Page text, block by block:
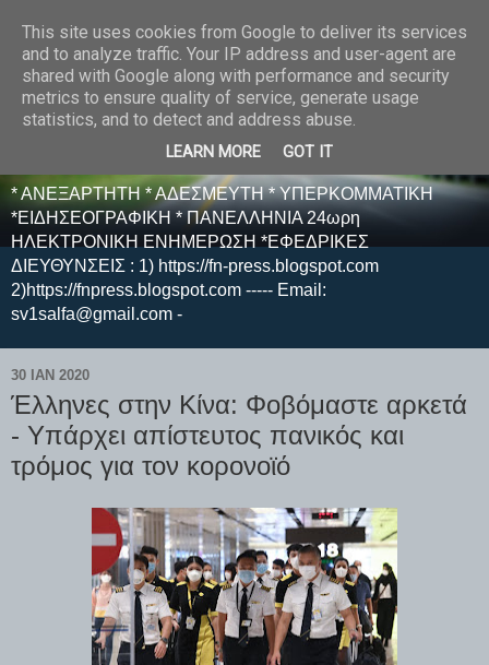
E F E N P R E S S -
ΗΛΕΚΤΡΟΝΙΚΗ
ΕΦΗΜΕΡΙΔΑ
* ΑΝΕΞΑΡΤΗΤΗ * ΑΔΕΣΜΕΥΤΗ * ΥΠΕΡΚΟΜΜΑΤΙΚΗ
*ΕΙΔΗΣΕΟΓΡΑΦΙΚΗ * ΠΑΝΕΛΛΗΝΙΑ 24ωρη
ΗΛΕΚΤΡΟΝΙΚΗ ΕΝΗΜΕΡΩΣΗ *ΕΦΕΔΡΙΚΕΣ
ΔΙΕΥΘΥΝΣΕΙΣ : 1) https://fn-press.blogspot.com
2)https://fnpress.blogspot.com ----- Email:
sv1salfa@gmail.com -
30 ΙΑΝ 2020
Έλληνες στην Κίνα: Φοβόμαστε αρκετά
- Υπάρχει απίστευτος πανικός και
τρόμος για τον κορονοϊό
This site uses cookies from Google to deliver its services
and to analyze traffic. Your IP address and user-agent are
shared with Google along with performance and security
metrics to ensure quality of service, generate usage
statistics, and to detect and address abuse.
LEARN MORE GOT IT